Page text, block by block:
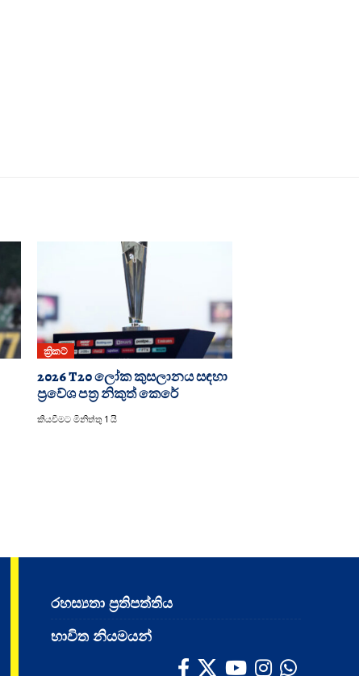
ක්‍රිකට්
2026 T20 ලෝක කුසලානය සඳහා
ප්‍රවේශ පත්‍ර නිකුත් කෙරේ
කියවීමට මිනිත්තු 1 යි
රහස්‍යතා ප්‍රතිපත්තිය
භාවිත නියමයන්